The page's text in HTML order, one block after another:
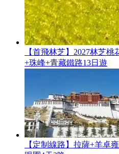
【首飛林芝】2027林芝
+珠峰+青藏鐵路13日遊
【定制線路】拉薩+羊卓